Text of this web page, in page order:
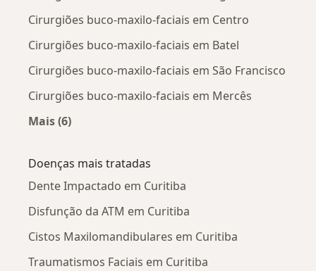
Cirurgiões buco-maxilo-faciais em Centro
Cirurgiões buco-maxilo-faciais em Batel
Cirurgiões buco-maxilo-faciais em São Francisco
Cirurgiões buco-maxilo-faciais em Mercês
Mais (6)
Doenças mais tratadas
Dente Impactado em Curitiba
Disfunção da ATM em Curitiba
Cistos Maxilomandibulares em Curitiba
Traumatismos Faciais em Curitiba